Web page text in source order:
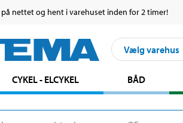
på nettet og hent i varehuset inden for 2 timer!
Vælg varehus
CYKEL - ELCYKEL BÅD